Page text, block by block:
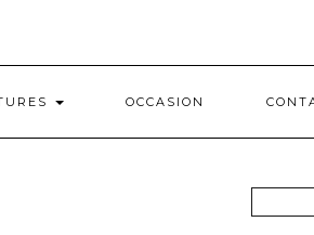
OCCASION